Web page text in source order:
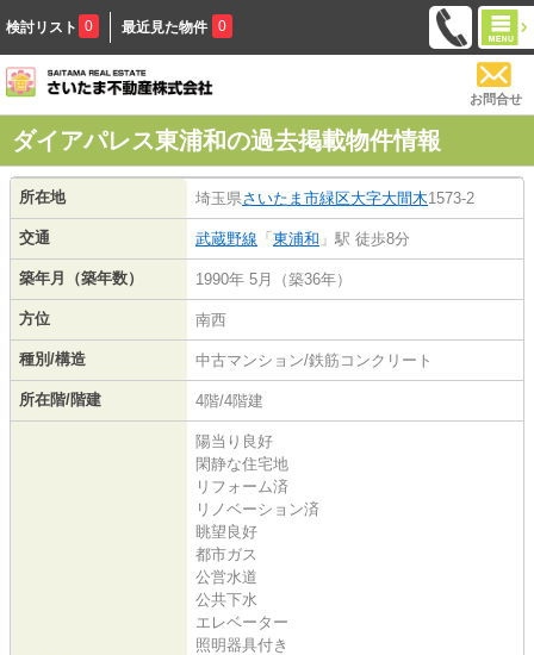
検討リスト 0 最近見た物件 0
お問合せ
ダイアパレス東浦和の過去掲載物件情報
所在地 埼玉県さいたま市緑区大字大間木1573-2
交通 武蔵野線 「 東浦和 」駅 徒歩8分
築年月（築年数） 1990年 5月（築36年）
方位 南西
種別/構造 中古マンション/鉄筋コンクリート
所在階/階建 4階/4階建
陽当り良好
閑静な住宅地
リフォーム済
リノベーション済
眺望良好
都市ガス
公営水道
公共下水
エレベーター
照明器具付き